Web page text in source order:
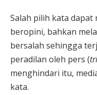
Salah pilih kata dapat
beropini, bahkan
bersalah sehingga
peradilan oleh pers (
menghindari itu,
kata.